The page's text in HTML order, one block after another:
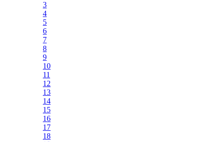
3
4
5
6
7
8
9
10
11
12
13
14
15
16
17
18